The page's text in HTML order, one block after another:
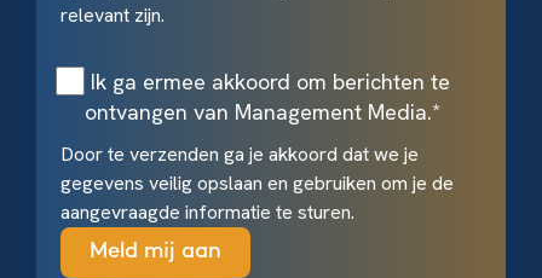
relevant zijn.
Ik ga ermee akkoord om berichten te
ontvangen van Management Media.*
Door te verzenden ga je akkoord dat we je
gegevens veilig opslaan en gebruiken om je de
aangevraagde informatie te sturen.